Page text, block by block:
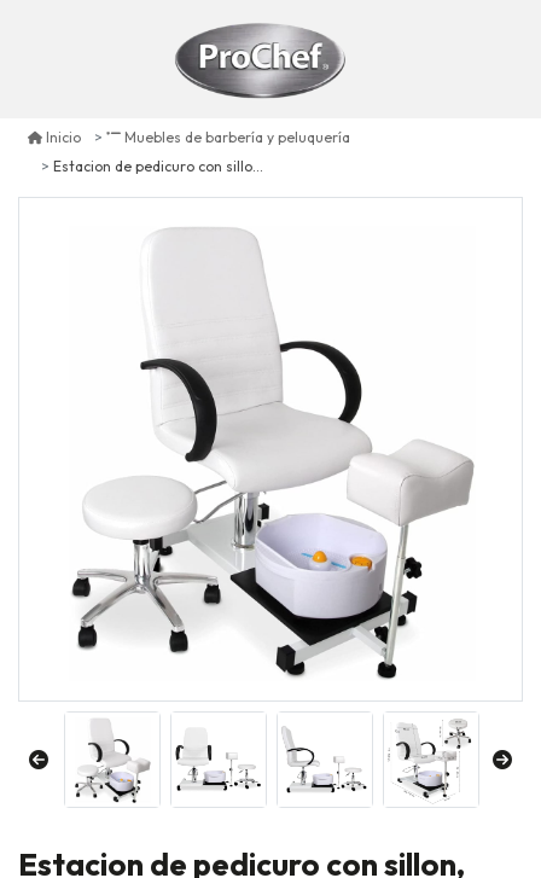
Inicio
Muebles de barbería y peluquería
Estacion de pedicuro con sillon, hidromasaje y piso
Estacion de pedicuro con sillon,